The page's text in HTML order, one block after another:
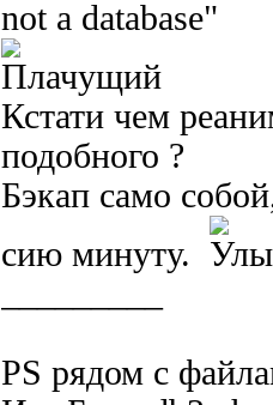
not a database"
Кстати чем
подобного ?
Бэкап само
сию минуту.
PS рядом с